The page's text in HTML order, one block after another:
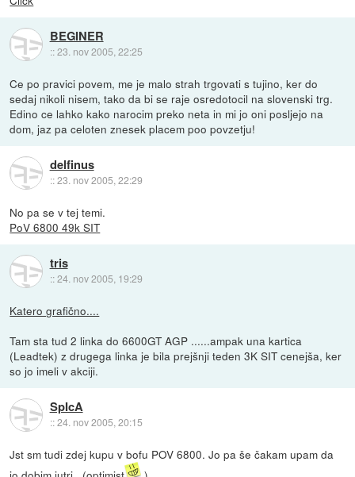
BEGINER
::23. nov 2005, 22:25
Ce po pravici povem, me je malo strah trgovati s tujino, ker do
sedaj nikoli nisem, tako da bi se raje osredotocil na slovenski trg.
Edino ce lahko kako narocim preko neta in mi jo oni posljejo na
dom, jaz pa celoten znesek placem poo povzetju!
delfinus
::23. nov 2005, 22:29
No pa se v tej temi.
PoV 6800 49k SIT
tris
::24. nov 2005, 19:29
Katero grafično....
Tam sta tud 2 linka do 6600GT AGP ......ampak una kartica
(Leadtek) z drugega linka je bila prejšnji teden 3K SIT cenejša, ker
so jo imeli v akciji.
SpIcA
::24. nov 2005, 20:15
Jst sm tudi zdej kupu v bofu POV 6800. Jo pa še čakam upam da